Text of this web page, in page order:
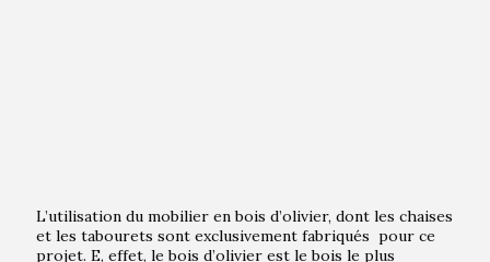
L’utilisation du mobilier en bois d’olivier, dont les chaises
et les tabourets sont exclusivement fabriqués pour ce
projet. E, effet, le bois d’olivier est le bois le plus